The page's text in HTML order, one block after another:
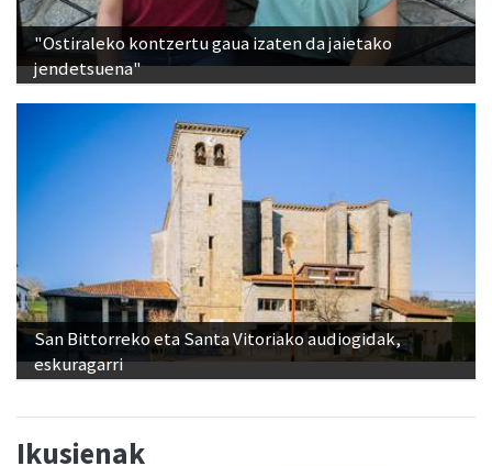
jendetsuena"
San Bittorreko eta Santa Vitoriako audiogidak,
eskuragarri